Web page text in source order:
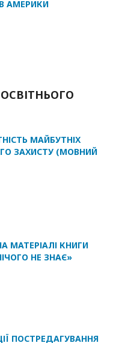
АМЕРИКИ
МАЙБУТНІХ
ЗАХИСТУ (МОВНИЙ
МАТЕРІАЛІ КНИГИ
НЕ ЗНАЄ»
ПОСТРЕДАГУВАННЯ